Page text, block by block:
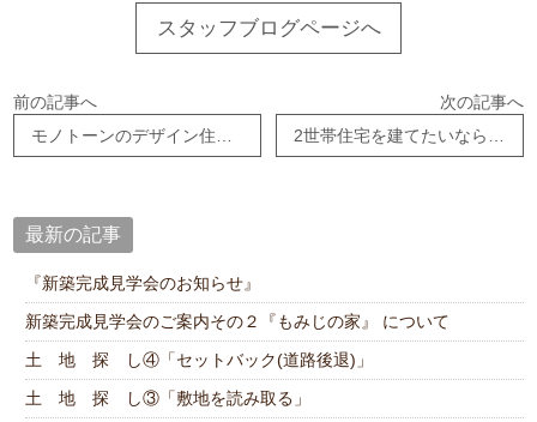
スタッフブログページへ
前の記事へ
次の記事へ
最新の記事
『新築完成見学会のお知らせ』
新築完成見学会のご案内その２『もみじの家』 について
土 地 探 し④「セットバック(道路後退)」
土 地 探 し③「敷地を読み取る」